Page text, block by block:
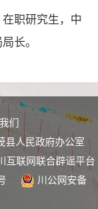
职研究生，中
长。
们
人民政府办公室
互联网联合辟谣平台
川公网安备